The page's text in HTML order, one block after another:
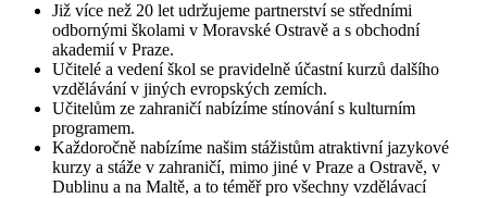
Již více než 20 let udržujeme partnerství se středními
odbornými školami v Moravské Ostravě a s obchodní
akademií v Praze.
Učitelé a vedení škol se pravidelně účastní kurzů dalšího
vzdělávání v jiných evropských zemích.
Učitelům ze zahraničí nabízíme stínování s kulturním
programem.
Každoročně nabízíme našim stážistům atraktivní jazykové
kurzy a stáže v zahraničí, mimo jiné v Praze a Ostravě, v
Dublinu a na Maltě, a to téměř pro všechny vzdělávací